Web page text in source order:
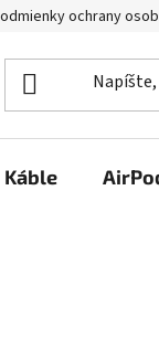
ochrany
Káble